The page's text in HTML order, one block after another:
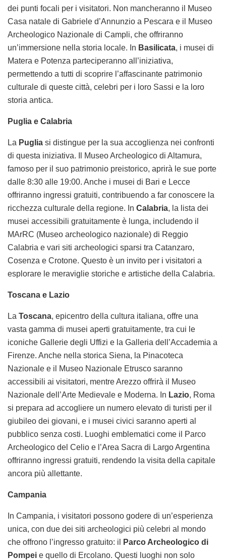
dei punti focali per i visitatori. Non mancheranno il Museo
Casa natale di Gabriele d’Annunzio a Pescara e il Museo
Archeologico Nazionale di Campli, che offriranno
un’immersione nella storia locale. In Basilicata, i musei di
Matera e Potenza parteciperanno all’iniziativa,
permettendo a tutti di scoprire l’affascinante patrimonio
culturale di queste città, celebri per i loro Sassi e la loro
storia antica.
Puglia e Calabria
La Puglia si distingue per la sua accoglienza nei confronti
di questa iniziativa. Il Museo Archeologico di Altamura,
famoso per il suo patrimonio preistorico, aprirà le sue porte
dalle 8:30 alle 19:00. Anche i musei di Bari e Lecce
offriranno ingressi gratuiti, contribuendo a far conoscere la
ricchezza culturale della regione. In Calabria, la lista dei
musei accessibili gratuitamente è lunga, includendo il
MArRC (Museo archeologico nazionale) di Reggio
Calabria e vari siti archeologici sparsi tra Catanzaro,
Cosenza e Crotone. Questo è un invito per i visitatori a
esplorare le meraviglie storiche e artistiche della Calabria.
Toscana e Lazio
La Toscana, epicentro della cultura italiana, offre una
vasta gamma di musei aperti gratuitamente, tra cui le
iconiche Gallerie degli Uffizi e la Galleria dell’Accademia a
Firenze. Anche nella storica Siena, la Pinacoteca
Nazionale e il Museo Nazionale Etrusco saranno
accessibili ai visitatori, mentre Arezzo offrirà il Museo
Nazionale dell’Arte Medievale e Moderna. In Lazio, Roma
si prepara ad accogliere un numero elevato di turisti per il
giubileo dei giovani, e i musei civici saranno aperti al
pubblico senza costi. Luoghi emblematici come il Parco
Archeologico del Celio e l’Area Sacra di Largo Argentina
offriranno ingressi gratuiti, rendendo la visita della capitale
ancora più allettante.
Campania
In Campania, i visitatori possono godere di un’esperienza
unica, con due dei siti archeologici più celebri al mondo
che offrono l’ingresso gratuito: il
Parco Archeologico di
Pompei e quello di Ercolano. Questi luoghi non solo